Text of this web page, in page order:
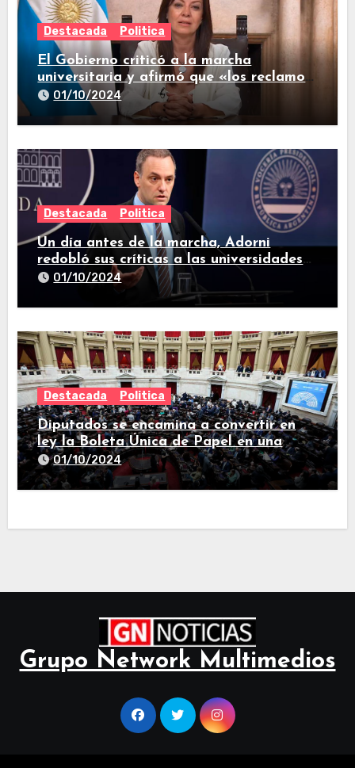
Destacada Politica
El Gobierno criticó a la marcha
universitaria y afirmó que «los reclamos
están todos resueltos»
01/10/2024
Destacada Politica
Un día antes de la marcha, Adorni
redobló sus críticas a las universidades
nacionales
01/10/2024
Destacada Politica
Diputados se encamina a convertir en
ley la Boleta Única de Papel en una
larga sesión
01/10/2024
Grupo Network Multimedios